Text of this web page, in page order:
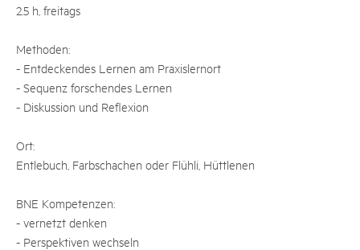
2.5 h, freitags
Methoden:
- Entdeckendes Lernen am Praxislernort
- Sequenz forschendes Lernen
- Diskussion und Reflexion
Ort:
Entlebuch, Farbschachen oder Flühli, Hüttlenen
BNE Kompetenzen:
- vernetzt denken
- Perspektiven wechseln